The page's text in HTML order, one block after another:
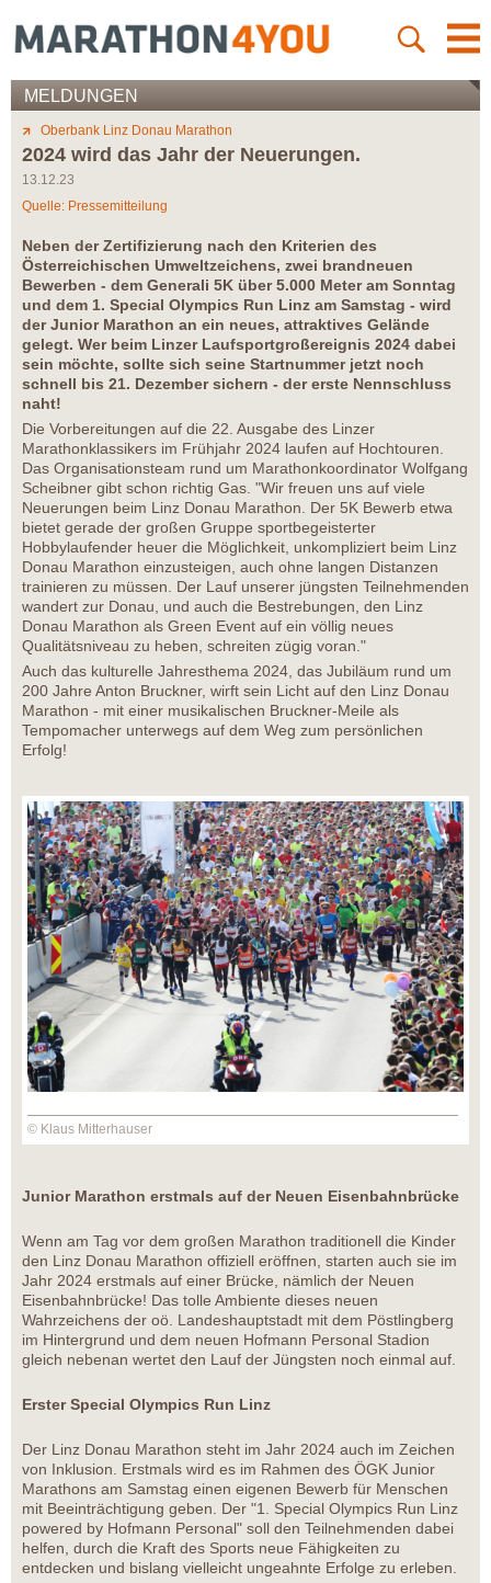
MELDUNGEN
Oberbank Linz Donau Marathon
2024 wird das Jahr der Neuerungen.
13.12.23
Quelle: Pressemitteilung
Neben der Zertifizierung nach den Kriterien des
Österreichischen Umweltzeichens, zwei brandneuen
Bewerben - dem Generali 5K über 5.000 Meter am Sonntag
und dem 1. Special Olympics Run Linz am Samstag - wird
der Junior Marathon an ein neues, attraktives Gelände
gelegt. Wer beim Linzer Laufsportgroßereignis 2024 dabei
sein möchte, sollte sich seine Startnummer jetzt noch
schnell bis 21. Dezember sichern - der erste Nennschluss
naht!
Die Vorbereitungen auf die 22. Ausgabe des Linzer
Marathonklassikers im Frühjahr 2024 laufen auf Hochtouren.
Das Organisationsteam rund um Marathonkoordinator Wolfgang
Scheibner gibt schon richtig Gas. "Wir freuen uns auf viele
Neuerungen beim Linz Donau Marathon. Der 5K Bewerb etwa
bietet gerade der großen Gruppe sportbegeisterter
Hobbylaufender heuer die Möglichkeit, unkompliziert beim Linz
Donau Marathon einzusteigen, auch ohne langen Distanzen
trainieren zu müssen. Der Lauf unserer jüngsten Teilnehmenden
wandert zur Donau, und auch die Bestrebungen, den Linz
Donau Marathon als Green Event auf ein völlig neues
Qualitätsniveau zu heben, schreiten zügig voran."
Auch das kulturelle Jahresthema 2024, das Jubiläum rund um
200 Jahre Anton Bruckner, wirft sein Licht auf den Linz Donau
Marathon - mit einer musikalischen Bruckner-Meile als
Tempomacher unterwegs auf dem Weg zum persönlichen
Erfolg!
© Klaus Mitterhauser
Junior Marathon erstmals auf der Neuen Eisenbahnbrücke
Wenn am Tag vor dem großen Marathon traditionell die Kinder
den Linz Donau Marathon offiziell eröffnen, starten auch sie im
Jahr 2024 erstmals auf einer Brücke, nämlich der Neuen
Eisenbahnbrücke! Das tolle Ambiente dieses neuen
Wahrzeichens der oö. Landeshauptstadt mit dem Pöstlingberg
im Hintergrund und dem neuen Hofmann Personal Stadion
gleich nebenan wertet den Lauf der Jüngsten noch einmal auf.
Erster Special Olympics Run Linz
Der Linz Donau Marathon steht im Jahr 2024 auch im Zeichen
von Inklusion. Erstmals wird es im Rahmen des ÖGK Junior
Marathons am Samstag einen eigenen Bewerb für Menschen
mit Beeinträchtigung geben. Der "1. Special Olympics Run Linz
powered by Hofmann Personal" soll den Teilnehmenden dabei
helfen, durch die Kraft des Sports neue Fähigkeiten zu
entdecken und bislang vielleicht ungeahnte Erfolge zu erleben.